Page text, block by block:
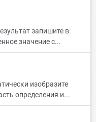
запишите в
значение с...
изобразите
определения и...